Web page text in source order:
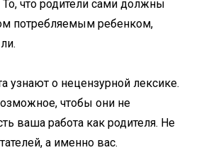
То, что родители сами должны
потребляемым ребенком,
узнают о нецензурной лексике.
чтобы они не
ваша работа как родителя. Не
а именно вас.